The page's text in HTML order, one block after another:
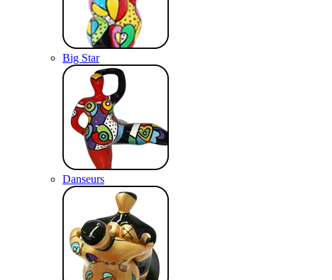
Big Star
Danseurs